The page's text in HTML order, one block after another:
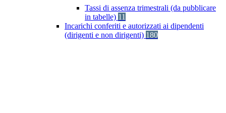
Tassi di assenza trimestrali (da pubblicare
in tabelle) 11
Incarichi conferiti e autorizzati ai dipendenti
(dirigenti e non dirigenti) 180